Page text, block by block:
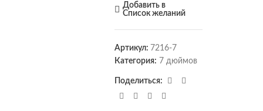
Добавить в
Список желаний
Артикул: 7216-7
Категория: 7 дюймов
Поделиться: